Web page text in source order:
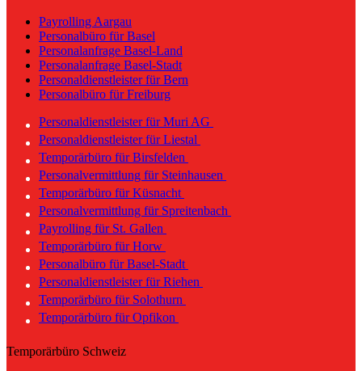
Payrolling Aargau
Personalbüro für Basel
Personalanfrage Basel-Land
Personalanfrage Basel-Stadt
Personaldienstleister für Bern
Personalbüro für Freiburg
Personaldienstleister für Muri AG
Personaldienstleister für Liestal
Temporärbüro für Birsfelden
Personalvermittlung für Steinhausen
Temporärbüro für Küsnacht
Personalvermittlung für Spreitenbach
Payrolling für St. Gallen
Temporärbüro für Horw
Personalbüro für Basel-Stadt
Personaldienstleister für Riehen
Temporärbüro für Solothurn
Temporärbüro für Opfikon
Temporärbüro Schweiz